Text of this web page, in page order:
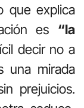
que explica
es “la
decir no a
una mirada
prejuicios.